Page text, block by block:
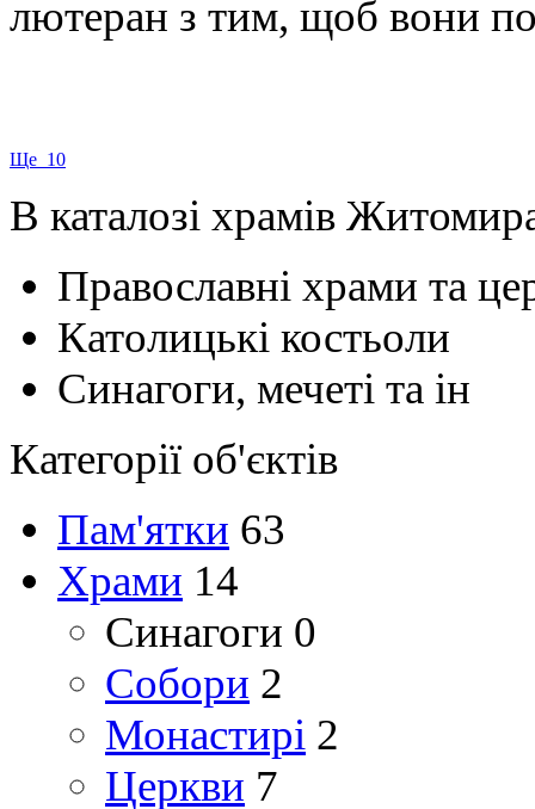
лютеран з тим, щоб вони
Ще 10
В каталозі храмів
Православні храми та
Католицькі костьоли
Синагоги, мечеті та ін
Категорії об'єктів
Пам'ятки 63
Храми 14
Cинагоги 0
Собори 2
Монастирі 2
Церкви 7